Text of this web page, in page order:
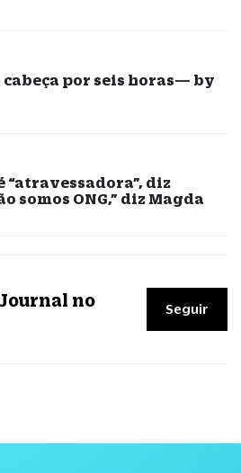
cabeça por seis horas— by
“atravessadora”, diz
somos ONG,” diz Magda
no
Seguir